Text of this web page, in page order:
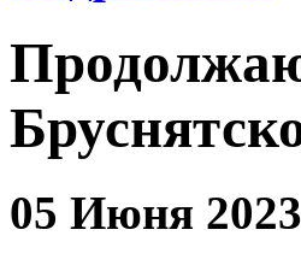
05 Июня 2023